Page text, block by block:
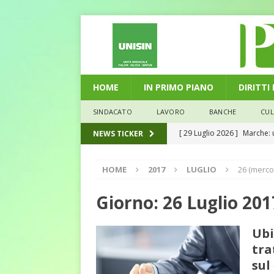
HOME IN PRIMO PIANO DIRITTI
SINDACATO LAVORO BANCHE
NEWS TICKER [ 29 Luglio 2026 ]
[ 28 Luglio 2026 ]
debiti sono più leggeri
[ 26 Luglio 2026 ]
euro riguarda, non solo i
[ 25 Luglio 2026 ]
Come
HOME 2017 LUGLIO 26
Giorno: 26 Luglio